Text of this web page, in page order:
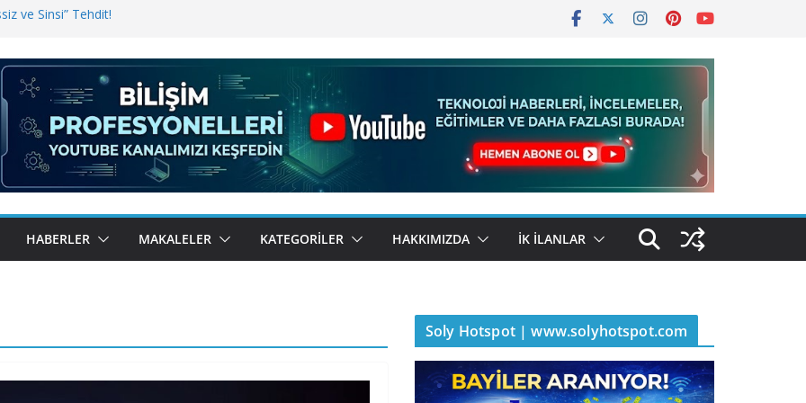
ve Sinsi” Tehdit!
Bugün BulutTahsilat’ta
Kemal Oral Tüm Sorularımızı
HABERLER MAKALELER KATEGORILER HAKKIMIZDA İK İLANLAR
Soly Hotspot | www.solyhotspot.com